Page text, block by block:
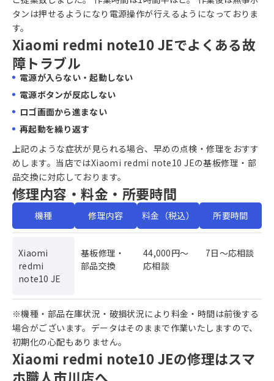
タンは押せるようになり電源操作が行えるようになっておりま
す。
Xiaomi redmi note10 JEでよくある故
障トラブル
電源が入らない・起動しない
電源ボタンが反応しない
ロゴ画面から進まない
再起動を繰り返す
上記のような症状が見られる場合、早めの点検・修理をおすす
めします。当店ではXiaomi redmi note10 JEの基板修理・部
品交換に対応しております。
修理内容・料金・所要時間
機種 修理内容 料金（税込） 所要時間
Xiaomi
redmi
note10 JE
基板修理・
部品交換
44,000円〜
応相談
7日〜応相談
※機種・部品在庫状況・破損状況により料金・時間は前後する
場合がございます。データはそのままで作業いたしますので、
初期化の心配もありません。
Xiaomi redmi note10 JEの修理はスマ
ホ職人市川店へ